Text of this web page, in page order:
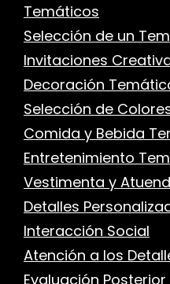
Temáticos
Selección de un
Invitaciones
Decoración
Selección de
Comida y Bebida
Entretenimiento
Vestimenta y
Detalles
Interacción Social
Atención a los
Evaluación Posterior